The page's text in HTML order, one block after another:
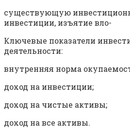
существующую
инвестиции, изъятие вло-
Ключевые показатели
деятельности:
внутренняя норма
доход на инвестиции;
доход на чистые активы;
доход на все активы.